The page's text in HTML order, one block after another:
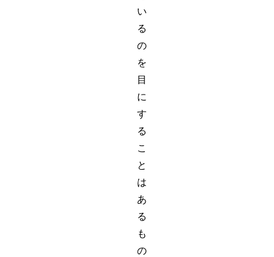
い
る
の
を
目
に
す
る
こ
と
は
あ
る
も
の